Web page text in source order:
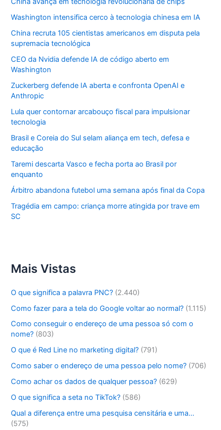
Washington intensifica cerco à tecnologia chinesa em IA
China recruta 105 cientistas americanos em disputa pela
supremacia tecnológica
CEO da Nvidia defende IA de código aberto em
Washington
Zuckerberg defende IA aberta e confronta OpenAI e
Anthropic
Lula quer contornar arcabouço fiscal para impulsionar
tecnologia
Brasil e Coreia do Sul selam aliança em tech, defesa e
educação
Taremi descarta Vasco e fecha porta ao Brasil por
enquanto
Árbitro abandona futebol uma semana após final da Copa
Tragédia em campo: criança morre atingida por trave em
SC
Mais Vistas
O que significa a palavra PNC? (2.440)
Como fazer para a tela do Google voltar ao normal? (1.115)
Como conseguir o endereço de uma pessoa só com o
nome? (803)
O que é Red Line no marketing digital? (791)
Como saber o endereço de uma pessoa pelo nome? (706)
Como achar os dados de qualquer pessoa? (629)
O que significa a seta no TikTok? (586)
Qual a diferença entre uma pesquisa censitária e uma…
(575)